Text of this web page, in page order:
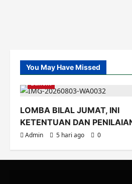
You May Have Missed
Banom
LOMBA BILAL JUMAT, INI
KETENTUAN DAN
Admin 5 hari ago 0